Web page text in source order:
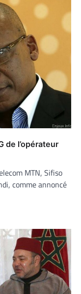
de l’opérateur
MTN, Sifiso
comme annoncé